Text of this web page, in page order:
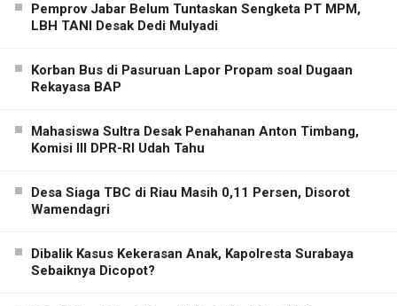
Pemprov Jabar Belum Tuntaskan Sengketa PT MPM,
LBH TANI Desak Dedi Mulyadi
Korban Bus di Pasuruan Lapor Propam soal Dugaan
Rekayasa BAP
Mahasiswa Sultra Desak Penahanan Anton Timbang,
Komisi III DPR-RI Udah Tahu
Desa Siaga TBC di Riau Masih 0,11 Persen, Disorot
Wamendagri
Dibalik Kasus Kekerasan Anak, Kapolresta Surabaya
Sebaiknya Dicopot?